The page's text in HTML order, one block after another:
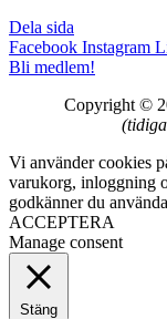
Dela sida
Facebook Instagram
Bli medlem!
Copyright ©
Vi använder cookies
varukorg, inloggning
godkänner du
ACCEPTERA
Manage consent
Stäng